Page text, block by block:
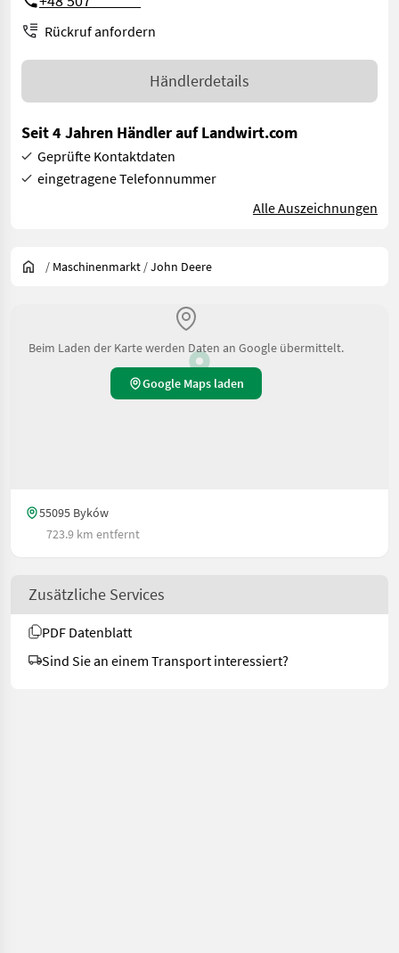
Rückruf anfordern
Händlerdetails
Seit 4 Jahren Händler auf Landwirt.com
Geprüfte Kontaktdaten
eingetragene Telefonnummer
Alle Auszeichnungen
/ Maschinenmarkt /John Deere
Beim Laden der Karte werden Daten an Google übermittelt.
Google Maps laden
55095 Byków
723.9 km entfernt
Zusätzliche Services
PDF Datenblatt
Sind Sie an einem Transport interessiert?